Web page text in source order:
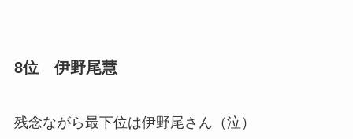
8位 伊野尾慧
残念ながら最下位は伊野尾さん（泣）